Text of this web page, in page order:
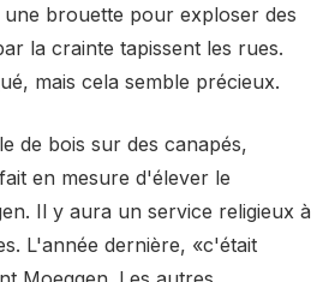
brouette pour exploser des
la crainte tapissent les rues.
mais cela semble précieux.
de bois sur des canapés,
en mesure d'élever le
Il y aura un service religieux à
L'année dernière, «c'était